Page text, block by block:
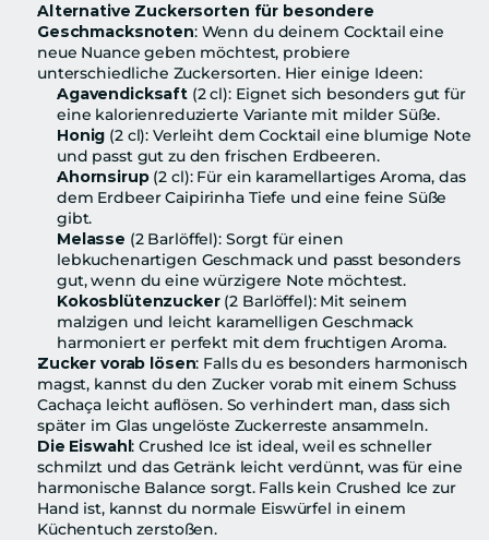
Alternative Zuckersorten für besondere
Geschmacksnoten: Wenn du deinem Cocktail eine
neue Nuance geben möchtest, probiere
unterschiedliche Zuckersorten. Hier einige Ideen:
Agavendicksaft (2 cl): Eignet sich besonders gut für
eine kalorienreduzierte Variante mit milder Süße.
Honig (2 cl): Verleiht dem Cocktail eine blumige Note
und passt gut zu den frischen Erdbeeren.
Ahornsirup (2 cl): Für ein karamellartiges Aroma, das
dem Erdbeer Caipirinha Tiefe und eine feine Süße
gibt.
Melasse (2 Barlöffel): Sorgt für einen
lebkuchenartigen Geschmack und passt besonders
gut, wenn du eine würzigere Note möchtest.
Kokosblütenzucker (2 Barlöffel): Mit seinem
malzigen und leicht karamelligen Geschmack
harmoniert er perfekt mit dem fruchtigen Aroma.
Zucker vorab lösen: Falls du es besonders harmonisch
magst, kannst du den Zucker vorab mit einem Schuss
Cachaça leicht auflösen. So verhindert man, dass sich
später im Glas ungelöste Zuckerreste ansammeln.
Die Eiswahl: Crushed Ice ist ideal, weil es schneller
schmilzt und das Getränk leicht verdünnt, was für eine
harmonische Balance sorgt. Falls kein Crushed Ice zur
Hand ist, kannst du normale Eiswürfel in einem
Küchentuch zerstoßen.